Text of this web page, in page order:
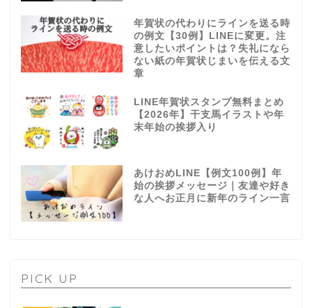
年賀状の代わりにラインを送る時
の例文【30例】LINEに変更。注
意したいポイントは？失礼になら
ない紙の年賀状じまいを伝える文
章
LINE年賀状スタンプ無料まとめ
【2026年】干支馬イラストや年
末年始の挨拶入り
あけおめLINE【例文100例】年
始の挨拶メッセージ｜友達や好き
な人へお正月に新年のライン一言
PICK UP